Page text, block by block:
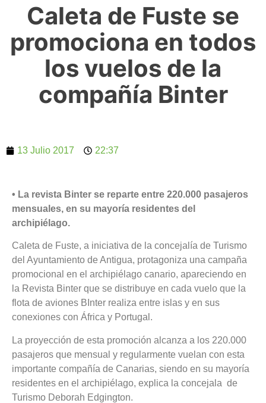
Caleta de Fuste se
promociona en todos
los vuelos de la
compañía Binter
13 Julio 2017 22:37
• La revista Binter se reparte entre 220.000 pasajeros
mensuales, en su mayoría residentes del
archipiélago.
Caleta de Fuste, a iniciativa de la concejalía de Turismo
del Ayuntamiento de Antigua, protagoniza una campaña
promocional en el archipiélago canario, apareciendo en
la Revista Binter que se distribuye en cada vuelo que la
flota de aviones BInter realiza entre islas y en sus
conexiones con África y Portugal.
La proyección de esta promoción alcanza a los 220.000
pasajeros que mensual y regularmente vuelan con esta
importante compañía de Canarias, siendo en su mayoría
residentes en el archipiélago, explica la concejala de
Turismo Deborah Edgington.